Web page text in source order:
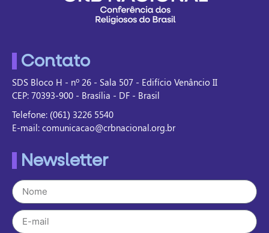
Contato
SDS Bloco H - nº 26 - Sala 507 - Edifício Venâncio II
CEP: 70393-900 - Brasília - DF - Brasil
Telefone: (061) 3226 5540
E-mail: comunicacao@crbnacional.org.br
Newsletter